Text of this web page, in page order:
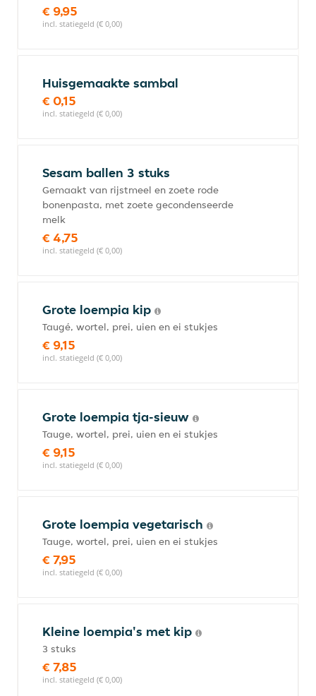
€ 9,95
incl. statiegeld (€ 0,00)
Huisgemaakte sambal
€ 0,15
incl. statiegeld (€ 0,00)
Sesam ballen 3 stuks
Gemaakt van rijstmeel en zoete rode
bonenpasta, met zoete gecondenseerde
melk
€ 4,75
incl. statiegeld (€ 0,00)
Grote loempia kip
Taugé, wortel, prei, uien en ei stukjes
€ 9,15
incl. statiegeld (€ 0,00)
Grote loempia tja-sieuw
Tauge, wortel, prei, uien en ei stukjes
€ 9,15
incl. statiegeld (€ 0,00)
Grote loempia vegetarisch
Tauge, wortel, prei, uien en ei stukjes
€ 7,95
incl. statiegeld (€ 0,00)
Kleine loempia's met kip
3 stuks
€ 7,85
incl. statiegeld (€ 0,00)